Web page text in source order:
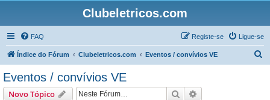
Clubeletricos.com
FAQ Ligue-se
Registe-se
Índice do Fórum Clubeletricos.com Eventos / convívios VE
Eventos / convívios VE
Novo Tópico Pesquisar